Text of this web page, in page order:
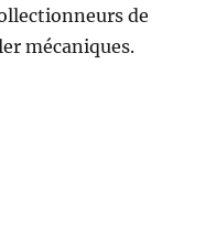
de
mécaniques.